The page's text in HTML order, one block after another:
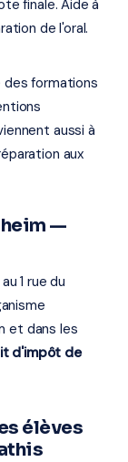
finale. Aide à
de l'oral.
des formations
aussi à
aux
—
1 rue du
et dans les
d'impôt de
élèves